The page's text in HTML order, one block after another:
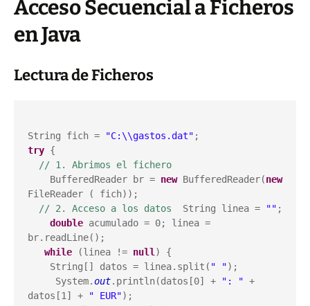
Acceso Secuencial a Ficheros
en Java
Lectura de Ficheros
String fich = "C:\\gastos.dat"
try {
// 1. Abrimos el fichero
    BufferedReader br =
new BufferedReader(new
FileReader ( fich));
// 2. Acceso a los datos
  String linea =
"" ;
double acumulado = 0; linea =
br.readLine();
while (linea != null ) {
    String[] datos = linea.split(
" ");
     System.
out.println(datos[0] + ": " +
datos[1] +
" EUR");